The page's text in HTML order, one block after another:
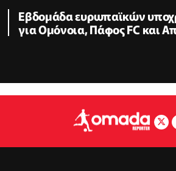
Εβδομάδα ευρωπαϊκών
για Ομόνοια, Πάφος FC και